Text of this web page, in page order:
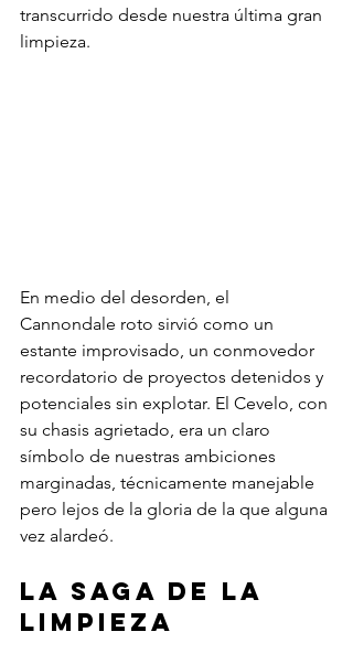
transcurrido desde nuestra última gran
limpieza.
En medio del desorden, el
Cannondale roto sirvió como un
estante improvisado, un conmovedor
recordatorio de proyectos detenidos y
potenciales sin explotar. El Cevelo, con
su chasis agrietado, era un claro
símbolo de nuestras ambiciones
marginadas, técnicamente manejable
pero lejos de la gloria de la que alguna
vez alardeó.
La saga de la
limpieza